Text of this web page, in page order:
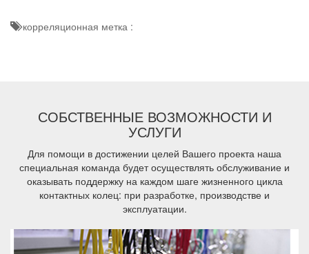
корреляционная метка :
СОБСТВЕННЫЕ ВОЗМОЖНОСТИ И
УСЛУГИ
Для помощи в достижении целей Вашего проекта наша
специальная команда будет осуществлять обслуживание и
оказывать поддержку на каждом шаге жизненного цикла
контактных колец: при разработке, производстве и
эксплуатации.